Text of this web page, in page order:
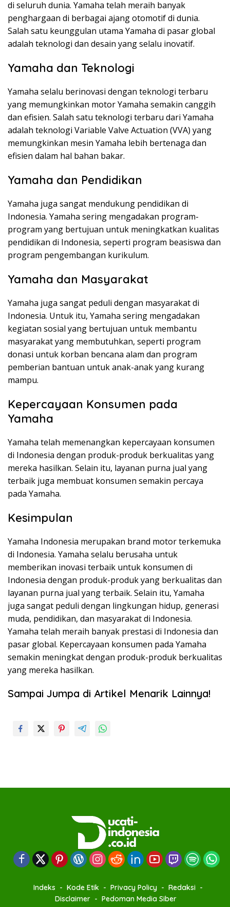
di seluruh dunia. Yamaha telah meraih banyak
penghargaan di berbagai ajang otomotif di dunia.
Salah satu keunggulan utama Yamaha di pasar global
adalah teknologi dan desain yang selalu inovatif.
Yamaha dan Teknologi
Yamaha selalu berinovasi dengan teknologi terbaru
yang memungkinkan motor Yamaha semakin canggih
dan efisien. Salah satu teknologi terbaru dari Yamaha
adalah teknologi Variable Valve Actuation (VVA) yang
memungkinkan mesin Yamaha lebih bertenaga dan
efisien dalam hal bahan bakar.
Yamaha dan Pendidikan
Yamaha juga sangat mendukung pendidikan di
Indonesia. Yamaha sering mengadakan program-
program yang bertujuan untuk meningkatkan kualitas
pendidikan di Indonesia, seperti program beasiswa dan
program pengembangan kurikulum.
Yamaha dan Masyarakat
Yamaha juga sangat peduli dengan masyarakat di
Indonesia. Untuk itu, Yamaha sering mengadakan
kegiatan sosial yang bertujuan untuk membantu
masyarakat yang membutuhkan, seperti program
donasi untuk korban bencana alam dan program
pemberian bantuan untuk anak-anak yang kurang
mampu.
Kepercayaan Konsumen pada
Yamaha
Yamaha telah memenangkan kepercayaan konsumen
di Indonesia dengan produk-produk berkualitas yang
mereka hasilkan. Selain itu, layanan purna jual yang
terbaik juga membuat konsumen semakin percaya
pada Yamaha.
Kesimpulan
Yamaha Indonesia merupakan brand motor terkemuka
di Indonesia. Yamaha selalu berusaha untuk
memberikan inovasi terbaik untuk konsumen di
Indonesia dengan produk-produk yang berkualitas dan
layanan purna jual yang terbaik. Selain itu, Yamaha
juga sangat peduli dengan lingkungan hidup, generasi
muda, pendidikan, dan masyarakat di Indonesia.
Yamaha telah meraih banyak prestasi di Indonesia dan
pasar global. Kepercayaan konsumen pada Yamaha
semakin meningkat dengan produk-produk berkualitas
yang mereka hasilkan.
Sampai Jumpa di Artikel Menarik Lainnya!
Indeks Kode Etik Privacy Policy
Redaksi
Disclaimer
Pedoman Media Siber